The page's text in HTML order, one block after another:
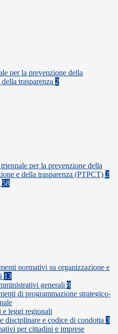
per la prevenzione della
trasparenza 2
per la prevenzione della
e della trasparenza (PTPCT) 2
58
normativi su organizzazione e
13
generali 8
di programmazione strategico-
e leggi regionali
disciplinare e codice di condotta 3
per cittadini e imprese